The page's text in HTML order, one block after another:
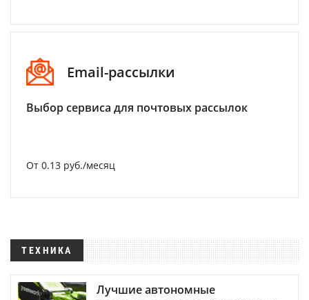
Email-рассылки
Выбор сервиса для почтовых рассылок
От 0.13 руб./месяц
ТЕХНИКА
Лучшие автономные